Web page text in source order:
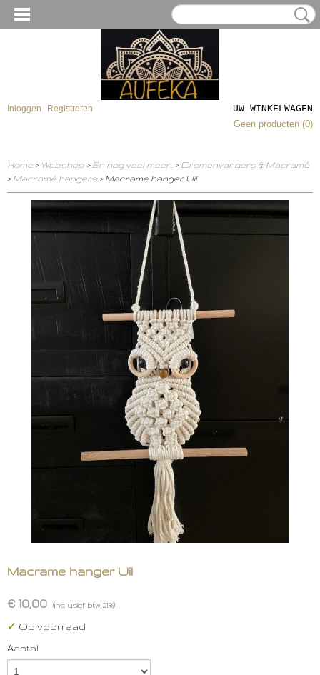
Inloggen Registreren
UW WINKELWAGEN
Geen producten (0)
Home > Webshop > En nog veel meer.. > Dromenvangers & Macramé
> Macramé hangers > Macrame hanger Uil
Macrame hanger Uil
€ 10,00 (inclusief btw 21%)
✓ Op voorraad
Aantal